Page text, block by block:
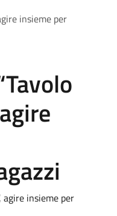
insieme per
agire insieme per